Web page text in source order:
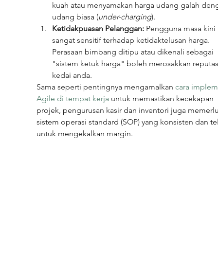
kuah atau menyamakan harga udang galah
udang biasa (under-charging).
Ketidakpuasan Pelanggan: Pengguna masa kini
sangat sensitif terhadap ketidaktelusan harga.
Perasaan bimbang ditipu atau dikenali sebagai
"sistem ketuk harga" boleh merosakkan
kedai anda.
Sama seperti pentingnya mengamalkan cara
Agile di tempat kerja untuk memastikan kecekapan
projek, pengurusan kasir dan inventori juga
sistem operasi standard (SOP) yang konsisten dan
untuk mengekalkan margin.